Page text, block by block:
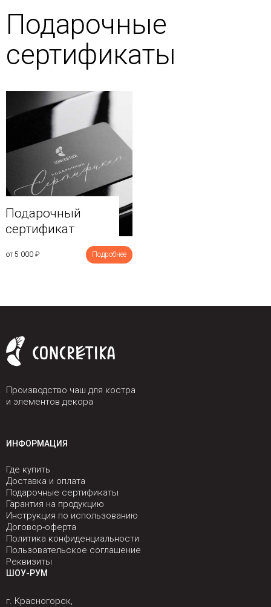
Подарочные
сертификаты
Подарочный
сертификат
от 5 000 ₽ Подробнее
Производство чаш для костра
и элементов декора
ИНФОРМАЦИЯ
Где купить
Доставка и оплата
Подарочные сертификаты
Гарантия на продукцию
Инструкция по использованию
Договор-оферта
Политика конфиденциальности
Пользовательское соглашение
Реквизиты
ШОУ-РУМ
г. Красногорск,